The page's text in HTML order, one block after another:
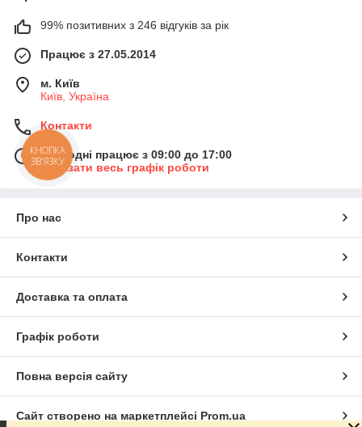
99% позитивних з 246 відгуків за рік
Працює з 27.05.2014
м. Київ
Київ, Україна
Контакти
Сьогодні працює з 09:00 до 17:00
Показати весь графік роботи
Про нас
Контакти
Доставка та оплата
Графік роботи
Повна версія сайту
Сайт створено на маркетплейсі Prom.ua
КНОПКА
ЗВ'ЯЗКУ